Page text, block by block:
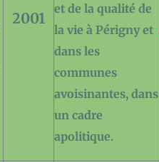
2001
et de la qualité de
la vie à Périgny et
dans les
communes
avoisinantes, dans
un cadre
apolitique.